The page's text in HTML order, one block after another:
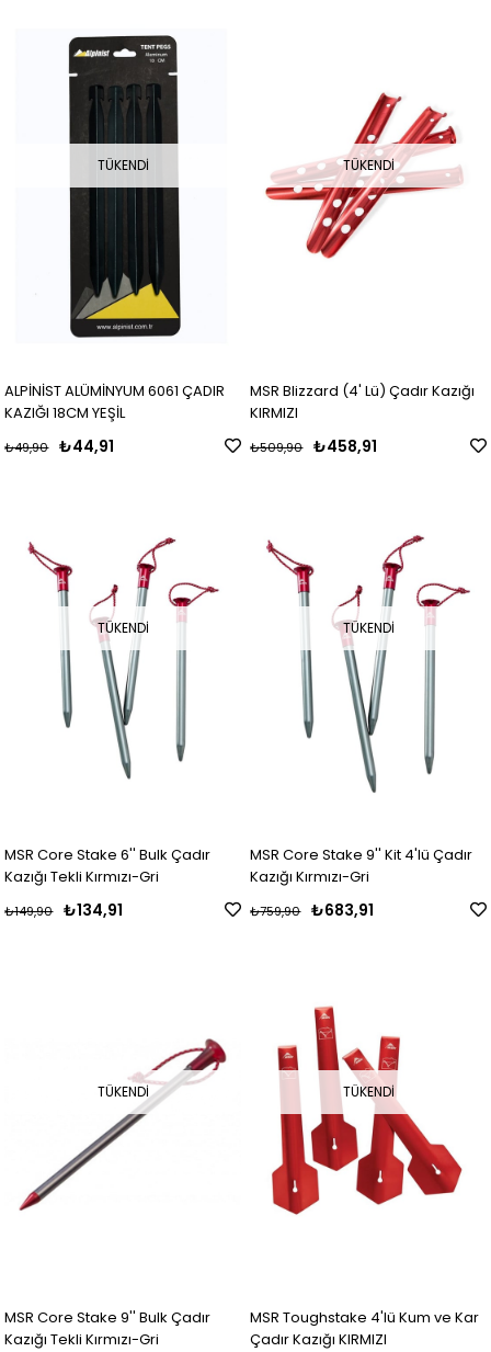
TÜKENDI
ALPİNİST ALÜMİNYUM 6061 ÇADIR
KAZIĞI 18CM YEŞİL
₺44,91
₺49,90
TÜKENDI
MSR Blizzard (4' Lü) Çadır Kazığı
KIRMIZI
₺458,91
₺509,90
TÜKENDI
MSR Core Stake 6'' Bulk Çadır
Kazığı Tekli Kırmızı-Gri
₺134,91
₺149,90
TÜKENDI
MSR Core Stake 9'' Kit 4'lü Çadır
Kazığı Kırmızı-Gri
₺683,91
₺759,90
TÜKENDI
MSR Core Stake 9'' Bulk Çadır
Kazığı Tekli Kırmızı-Gri
TÜKENDI
MSR Toughstake 4'lü Kum ve Kar
Çadır Kazığı KIRMIZI